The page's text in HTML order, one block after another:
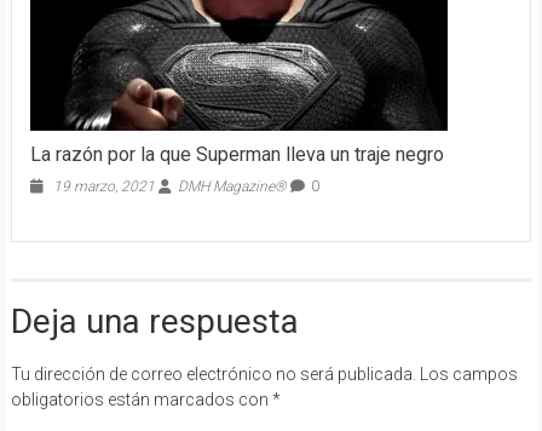
La razón por la que Superman lleva un traje negro
19 marzo, 2021 DMH Magazine® 0
Deja una respuesta
Tu dirección de correo electrónico no será publicada.
Los campos
obligatorios están marcados con *